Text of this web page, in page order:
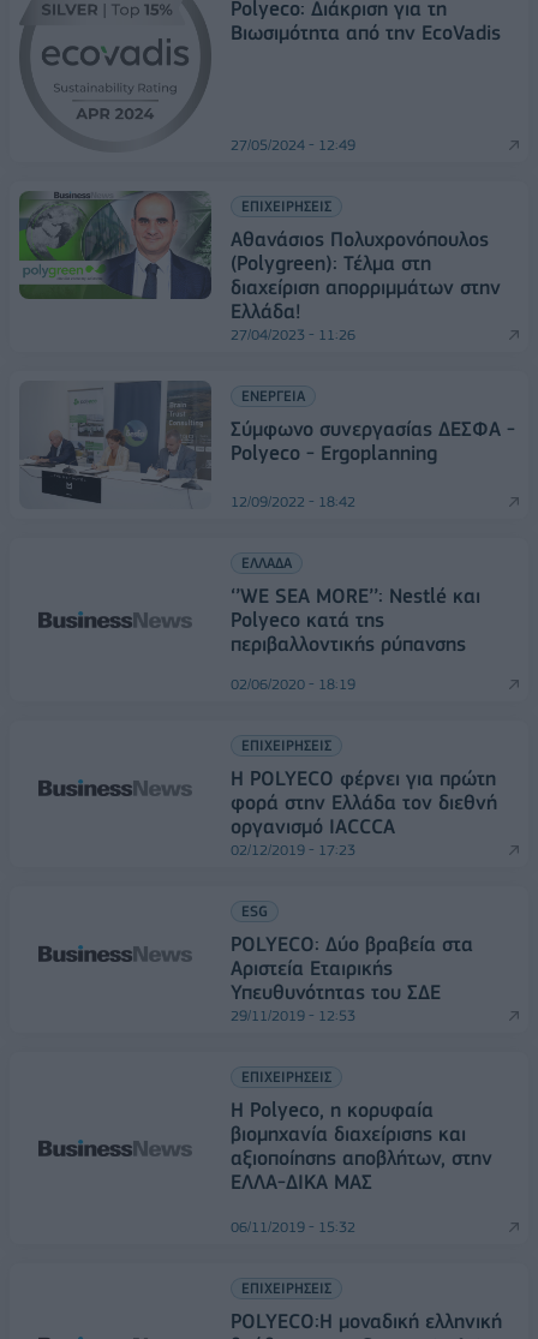
Polyeco: Διάκριση για τη
Βιωσιμότητα από την EcoVadis
27/05/2024 - 12:49
ΕΠΙΧΕΙΡΗΣΕΙΣ
Αθανάσιος Πολυχρονόπουλος
(Polygreen): Τέλμα στη
διαχείριση απορριμμάτων στην
Ελλάδα!
27/04/2023 - 11:26
ΕΝΕΡΓΕΙΑ
Σύμφωνο συνεργασίας ΔΕΣΦΑ -
Polyeco - Ergoplanning
12/09/2022 - 18:42
ΕΛΛΑΔΑ
‘’WE SEA MORE’’: Nestlé και
Polyeco κατά της
περιβαλλοντικής ρύπανσης
02/06/2020 - 18:19
ΕΠΙΧΕΙΡΗΣΕΙΣ
Η POLYECO φέρνει για πρώτη
φορά στην Ελλάδα τον διεθνή
οργανισμό IACCCA
02/12/2019 - 17:23
ESG
POLYECO: Δύο βραβεία στα
Αριστεία Εταιρικής
Υπευθυνότητας του ΣΔΕ
29/11/2019 - 12:53
ΕΠΙΧΕΙΡΗΣΕΙΣ
Η Polyeco, η κορυφαία
βιομηχανία διαχείρισης και
αξιοποίησης αποβλήτων, στην
ΕΛΛΑ-ΔΙΚΑ ΜΑΣ
06/11/2019 - 15:32
ΕΠΙΧΕΙΡΗΣΕΙΣ
POLYECO:Η μοναδική ελληνική